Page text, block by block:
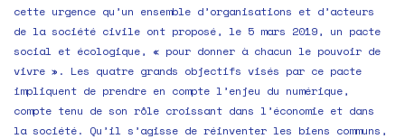
cette urgence qu’un ensemble d’organisations et d’acteurs
de la société civile ont proposé, le 5 mars 2019, un pacte
social et écologique, « pour donner à chacun le pouvoir de
vivre ». Les quatre grands objectifs visés par ce pacte
impliquent de prendre en compte l’enjeu du numérique,
compte tenu de son rôle croissant dans l’économie et dans
la société. Qu’il s’agisse de réinventer les biens communs,